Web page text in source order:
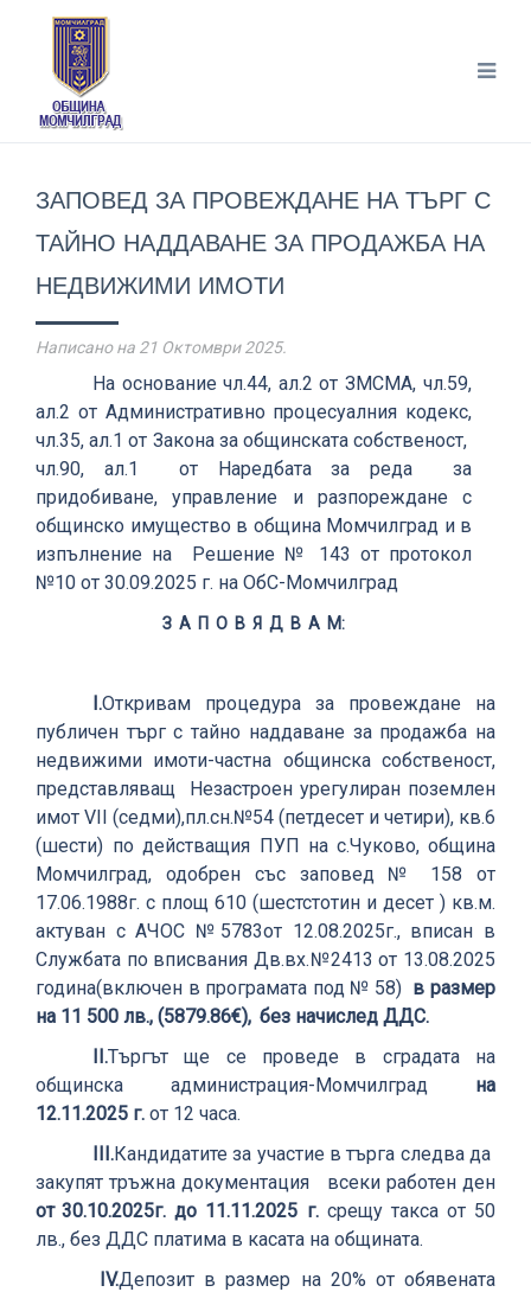
ЗАПОВЕД ЗА ПРОВЕЖДАНЕ НА ТЪРГ С
ТАЙНО НАДДАВАНЕ ЗА ПРОДАЖБА НА
НЕДВИЖИМИ ИМОТИ
Написано на 21 Октомври 2025.
На основание чл.44, ал.2 от ЗМСМА, чл.59,
ал.2 от Административно процесуалния кодекс,
чл.35, ал.1 от Закона за общинската собственост,
чл.90, ал.1 от Наредбата за реда за
придобиване, управление и разпореждане с
общинско имущество в община Момчилград и в
изпълнение на Решение № 143 от протокол
№10 от 30.09.2025 г. на ОбС-Момчилград
З А П О В Я Д В А М:
І.Откривам процедура за провеждане на
публичен търг с тайно наддаване за продажба на
недвижими имоти-частна общинска собственост,
представляващ Незастроен урегулиран поземлен
имот VІІ (седми),пл.сн.№54 (петдесет и четири), кв.6
(шести) по действащия ПУП на с.Чуково, община
Момчилград, одобрен със заповед № 158 от
17.06.1988г. с площ 610 (шестстотин и десет ) кв.м.
актуван с АЧОС №5783от 12.08.2025г., вписан в
Службата по вписвания Дв.вх.№2413 от 13.08.2025
година(включен в програмата под № 58) в размер
на 11 500 лв., (5879.86€), без начислед ДДС.
ІІ.Търгът ще се проведе в сградата на
общинска администрация-Момчилград на
12.11.2025 г. от 12 часа.
ІІІ.Кандидатите за участие в търга следва да
закупят тръжна документация всеки работен ден
от 30.10.2025г. до 11.11.2025 г.срещу такса от 50
лв., без ДДС платима в касата на общината.
ІV.Депозит в размер на 20% от обявената